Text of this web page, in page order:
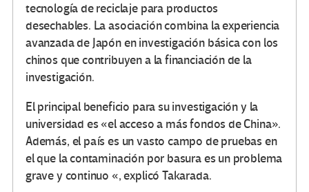
tecnología de reciclaje para productos
desechables. La asociación combina la experiencia
avanzada de Japón en investigación básica con los
chinos que contribuyen a la financiación de la
investigación.
El principal beneficio para su investigación y la
universidad es «el acceso a más fondos de China».
Además, el país es un vasto campo de pruebas en
el que la contaminación por basura es un problema
grave y continuo «, explicó Takarada.